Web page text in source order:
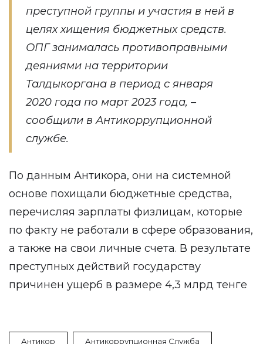
преступной группы и участия в ней в
целях хищения бюджетных средств.
ОПГ занималась противоправными
деяниями на территории
Талдыкоргана в период с января
2020 года по март 2023 года, –
сообщили в Антикоррупционной
службе.
По данным Антикора, они на системной
основе похищали бюджетные средства,
перечисляя зарплаты физлицам, которые
по факту не работали в сфере образования,
а также на свои личные счета. В результате
преступных действий государству
причинен ущерб в размере 4,3 млрд тенге
Антикор Антикоррупционная Служба